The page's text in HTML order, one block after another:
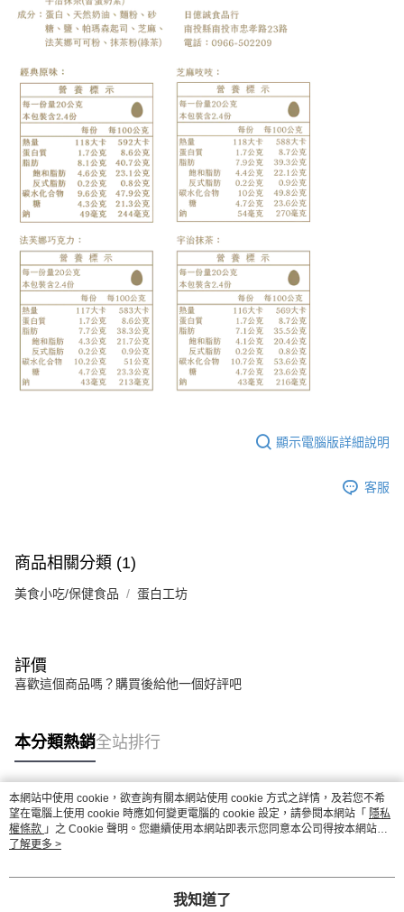
顯示電腦版詳細說明
客服
商品相關分類 (1)
美食小吃/保健食品 蛋白工坊
評價
喜歡這個商品嗎？購買後給他一個好評吧
本分類熱銷全站排行
熱門標籤
本網站中使用 cookie，欲查詢有關本網站使用 cookie 方式之詳情，及若您不希
望在電腦上使用 cookie 時應如何變更電腦的 cookie 設定，請參閱本網站「 隱私
權條款 」之 Cookie 聲明。您繼續使用本網站即表示您同意本公司得按本網站使
用條款之 Cookie 聲明使用 cookie。
了解更多 >
我知道了